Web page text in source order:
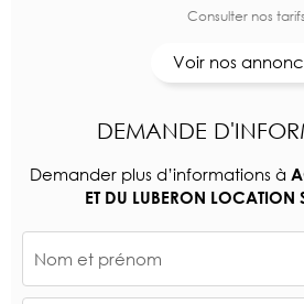
Consulter nos tarifs
Voir nos
DEMANDE
Demander plus d’informations à
ET DU LUBERON LOCATION
Nom et prénom